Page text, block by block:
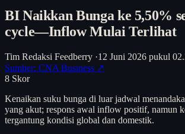
BI Naikkan Bunga ke 5,50%
cycle—Inflow Mulai Terlihat
Tim Redaksi Feedberry ·12 Juni 2026 pukul
Sumber: CNA Business ↗
8 Skor
Kenaikan suku bunga di luar jadwal
yang akut; respons awal inflow positif, namun
tergantung kondisi global dan domestik.